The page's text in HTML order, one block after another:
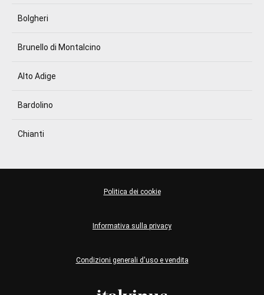
Bolgheri
Brunello di Montalcino
Alto Adige
Bardolino
Chianti
Condizioni generali d'uso e vendita
Informativa sulla privacy
Politica dei cookie